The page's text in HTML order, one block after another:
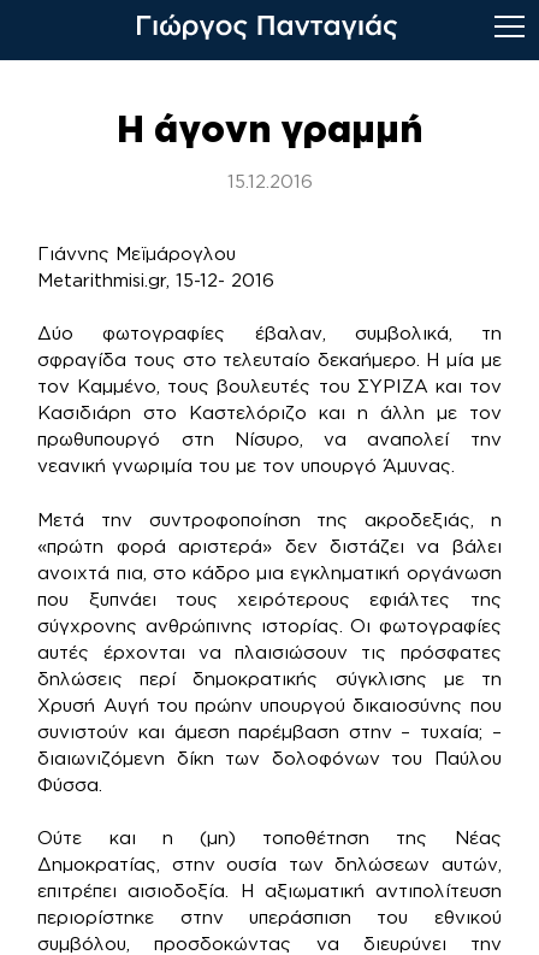
Η άγονη γραμμή
15.12.2016
Γιάννης Μεϊμάρογλου
Metarithmisi.gr, 15-12- 2016
Δύο φωτογραφίες έβαλαν, συμβολικά, τη
σφραγίδα τους στο τελευταίο δεκαήμερο. Η μία με
τον Καμμένο, τους βουλευτές του ΣΥΡΙΖΑ και τον
Κασιδιάρη στο Καστελόριζο και η άλλη με τον
πρωθυπουργό στη Νίσυρο, να αναπολεί την
νεανική γνωριμία του με τον υπουργό Άμυνας.
Μετά την συντροφοποίηση της ακροδεξιάς, η
«πρώτη φορά αριστερά» δεν διστάζει να βάλει
ανοιχτά πια, στο κάδρο μια εγκληματική οργάνωση
που ξυπνάει τους χειρότερους εφιάλτες της
σύγχρονης ανθρώπινης ιστορίας. Οι φωτογραφίες
αυτές έρχονται να πλαισιώσουν τις πρόσφατες
δηλώσεις περί δημοκρατικής σύγκλισης με τη
Χρυσή Αυγή του πρώην υπουργού δικαιοσύνης που
συνιστούν και άμεση παρέμβαση στην – τυχαία; –
διαιωνιζόμενη δίκη των δολοφόνων του Παύλου
Φύσσα.
Ούτε και η (μη) τοποθέτηση της Νέας
Δημοκρατίας, στην ουσία των δηλώσεων αυτών,
επιτρέπει αισιοδοξία. Η αξιωματική αντιπολίτευση
περιορίστηκε στην υπεράσπιση του εθνικού
συμβόλου, προσδοκώντας να διευρύνει την